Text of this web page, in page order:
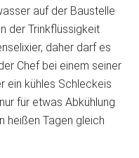
auf der Baustelle
der Trinkflüssigkeit
daher darf es
Chef bei einem seiner
ein kühles Schleckeis
für etwas Abkühlung
heißen Tagen gleich